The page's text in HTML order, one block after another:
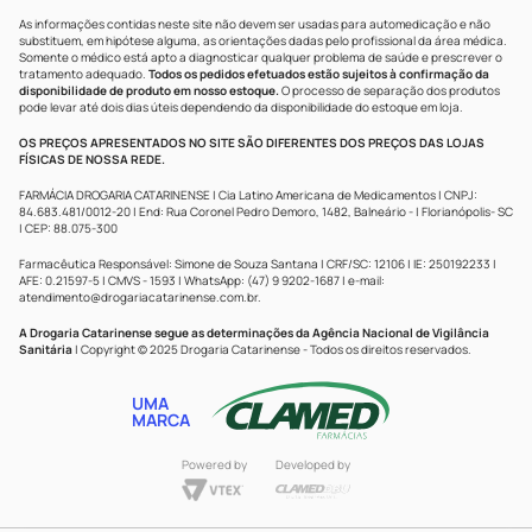
As informações contidas neste site não devem ser usadas para automedicação e não
substituem, em hipótese alguma, as orientações dadas pelo profissional da área médica.
Somente o médico está apto a diagnosticar qualquer problema de saúde e prescrever o
tratamento adequado. Todos os pedidos efetuados estão sujeitos à confirmação da
disponibilidade de produto em nosso estoque.O processo de separação dos produtos
pode levar até dois dias úteis dependendo da disponibilidade do estoque em loja.
OS PREÇOS APRESENTADOS NO SITE SÃO DIFERENTES DOS PREÇOS DAS LOJAS
FÍSICAS DE NOSSA REDE.
FARMÁCIA DROGARIA CATARINENSE | Cia Latino Americana de Medicamentos | CNPJ:
84.683.481/0012-20 | End: Rua Coronel Pedro Demoro, 1482, Balneário - | Florianópolis- SC
| CEP: 88.075-300
Farmacêutica Responsável: Simone de Souza Santana | CRF/SC: 12106 | IE: 250192233 |
AFE: 0.21597-5 | CMVS - 1593 | WhatsApp: (47) 9 9202-1687 | e-mail:
atendimento@drogariacatarinense.com.br.
A Drogaria Catarinense segue as determinações da Agência Nacional de Vigilância
Sanitária | Copyright © 2025 Drogaria Catarinense - Todos os direitos reservados.
UMA
MARCA
Powered by Developed by